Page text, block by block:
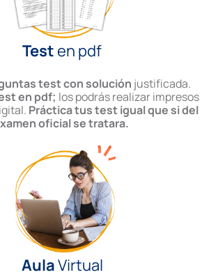
Test en pdf
test con solución justificada.
en pdf; los podrás realizar impresos
Práctica tus test igual que si del
oficial se tratara.
AulaVirtual